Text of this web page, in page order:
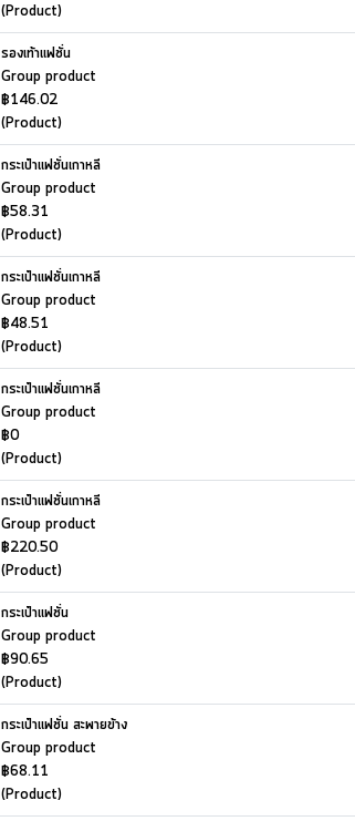
(Product)
รองเท้าแฟชั่น
Group product
฿146.02
(Product)
กระเป๋าแฟชั่นเกาหลี
Group product
฿58.31
(Product)
กระเป๋าแฟชั่นเกาหลี
Group product
฿48.51
(Product)
กระเป๋าแฟชั่นเกาหลี
Group product
฿0
(Product)
กระเป๋าแฟชั่นเกาหลี
Group product
฿220.50
(Product)
กระเป๋าแฟชั่น
Group product
฿90.65
(Product)
กระเป๋าแฟชั่น สะพายข้าง
Group product
฿68.11
(Product)